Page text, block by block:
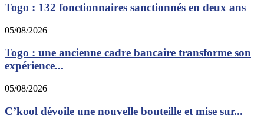
Togo : 132 fonctionnaires sanctionnés en deux ans
05/08/2026
Togo : une ancienne cadre bancaire transforme son
expérience...
05/08/2026
C’kool dévoile une nouvelle bouteille et mise sur...